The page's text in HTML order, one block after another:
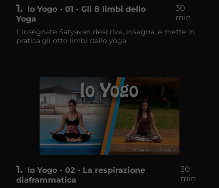
1
Io Yogo - 01 - Gli 8 limbi dello
Yoga
30
min
L'insegnate Satyavan descrive, insegna, e mette in
pratica gli otto limbi dello yoga.
1
Io Yogo - 02 - La respirazione
diaframmatica
30
min